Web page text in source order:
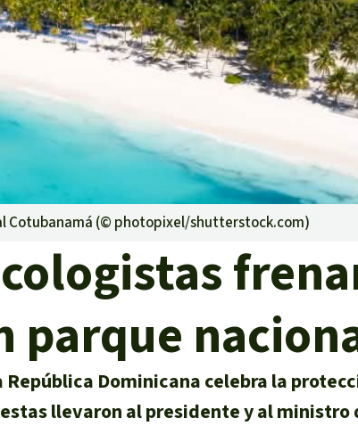
Cotubanamá (© photopixel/shutterstock.com)
parque
Dominicana celebra la
llevaron al presidente y al ministro